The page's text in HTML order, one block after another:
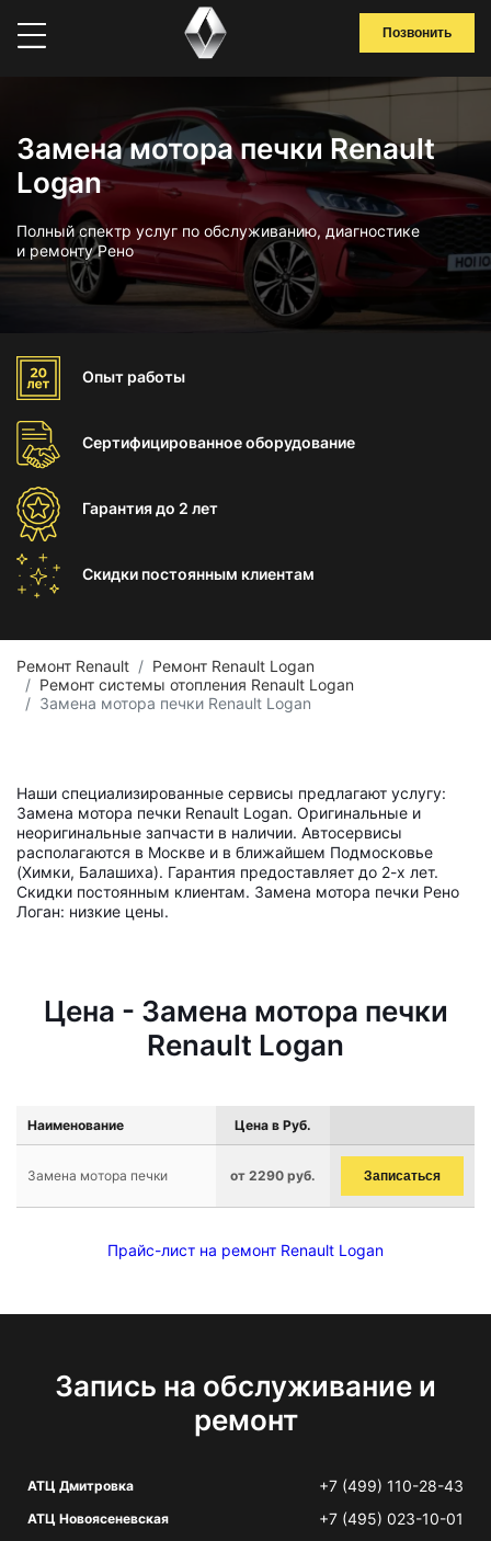
Позвонить
Замена мотора печки Renault
Logan
Полный спектр услуг по обслуживанию, диагностике
и ремонту Рено
Опыт работы
Сертифицированноеоборудование
Гарантиядо 2 лет
Скидки постоянным клиентам
Ремонт Renault
Ремонт Renault Logan
Ремонт системы отопления Renault Logan
Замена мотора печки Renault Logan
Наши специализированные сервисы предлагают услугу:
Замена мотора печки Renault Logan. Оригинальные и
неоригинальные запчасти в наличии. Автосервисы
располагаются в Москве и в ближайшем Подмосковье
(Химки, Балашиха). Гарантия предоставляет до 2-х лет.
Скидки постоянным клиентам. Замена мотора печки Рено
Логан: низкие цены.
Цена - Замена мотора печки
Renault Logan
Наименование Цена в Руб.
Замена мотора печки от 2290 руб. Записаться
Прайс-лист на ремонт Renault Logan
Запись на обслуживание и
ремонт
АТЦ Дмитровка +7 (499) 110-28-43
АТЦ Новоясеневская +7 (495) 023-10-01